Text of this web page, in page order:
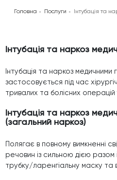
Головна Послуги Інтубація та
Інтубація та наркоз
Інтубація та наркоз медичними
застосовується під час
тривалих та болісних
Інтубація та наркоз
(загальний наркоз)
Полягає в повному вимкненні
речовин із сильною дією разом
трубку/ларенгіальну маску та